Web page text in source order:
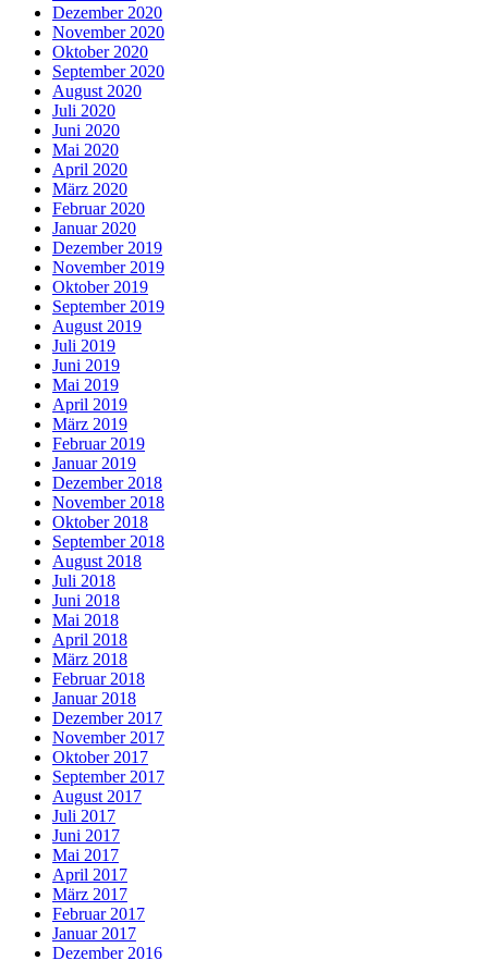
Dezember 2020
November 2020
Oktober 2020
September 2020
August 2020
Juli 2020
Juni 2020
Mai 2020
April 2020
März 2020
Februar 2020
Januar 2020
Dezember 2019
November 2019
Oktober 2019
September 2019
August 2019
Juli 2019
Juni 2019
Mai 2019
April 2019
März 2019
Februar 2019
Januar 2019
Dezember 2018
November 2018
Oktober 2018
September 2018
August 2018
Juli 2018
Juni 2018
Mai 2018
April 2018
März 2018
Februar 2018
Januar 2018
Dezember 2017
November 2017
Oktober 2017
September 2017
August 2017
Juli 2017
Juni 2017
Mai 2017
April 2017
März 2017
Februar 2017
Januar 2017
Dezember 2016